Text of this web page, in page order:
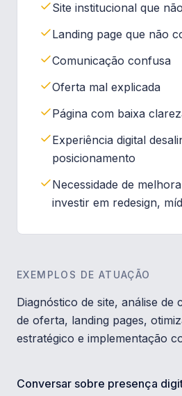
Site institucional que
Landing page que não
Comunicação confusa
Oferta mal explicada
Página com baixa
Experiência digital
posicionamento
Necessidade de
investir em redesign,
EXEMPLOS DE ATUAÇÃO
Diagnóstico de site, análise de
de oferta, landing pages,
estratégico e implementação
Conversar sobre presença